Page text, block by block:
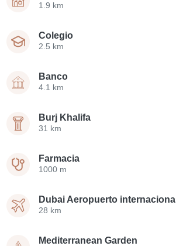
1.9 km
Colegio
2.5 km
Banco
4.1 km
Burj Khalifa
31 km
Farmacia
1000 m
Dubai Aeropuerto internacional
28 km
Mediterranean Garden